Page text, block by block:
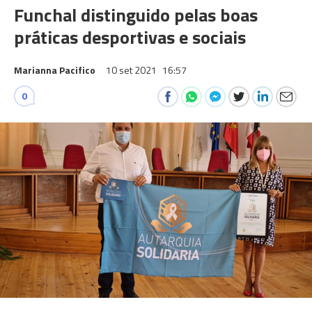
Funchal distinguido pelas boas
práticas desportivas e sociais
Marianna Pacifico 10 set 2021 16:57
0